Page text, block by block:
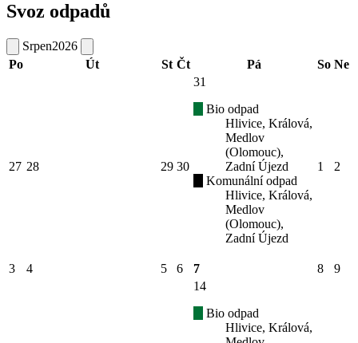
Svoz odpadů
Srpen2026
Po
Út St Čt Pá So Ne
27 28 29 30
31
Bio odpad
Hlivice, Králová,
Medlov
(Olomouc),
Zadní Újezd
Komunální odpad
Hlivice, Králová,
Medlov
(Olomouc),
Zadní Újezd
1 2
3 4 5 6 7 8 9
14
Bio odpad
Hlivice, Králová,